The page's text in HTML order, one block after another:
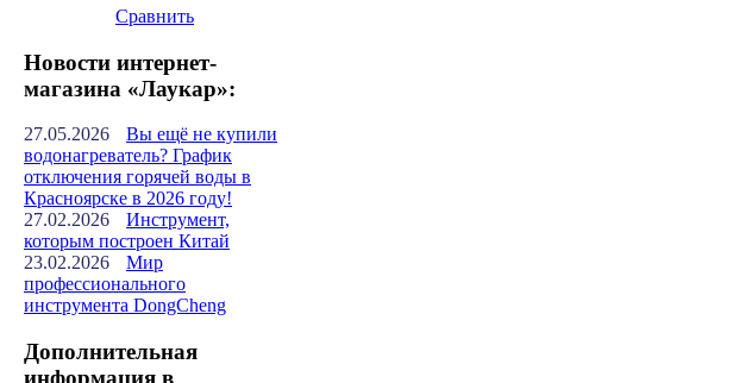
Сравнить
Новости интернет-
магазина «Лаукар»:
27.05.2026
Вы ещё не купили
водонагреватель? График
отключения горячей воды в
Красноярске в 2026 году!
27.02.2026
Инструмент,
которым построен Китай
23.02.2026
Мир
профессионального
инструмента DongCheng
Дополнительная
информация в